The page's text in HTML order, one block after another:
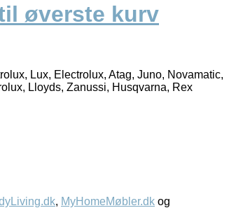
øverste kurv
Lux, Electrolux, Atag, Juno, Novamatic,
Lloyds, Zanussi, Husqvarna, Rex
, MyHomeMøbler.dk og